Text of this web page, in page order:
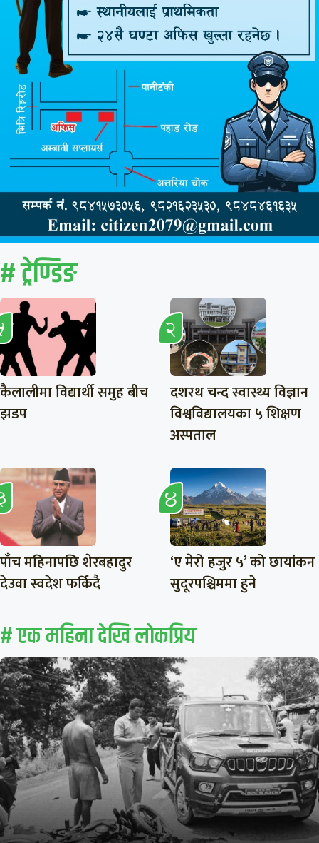
# ट्रेण्डिङ
कैलालीमा विद्यार्थी समुह बीच
झडप
दशरथ चन्द स्वास्थ्य विज्ञान
विश्वविद्यालयका ५ शिक्षण
अस्पताल
पाँच महिनापछि शेरबहादुर
देउवा स्वदेश फर्किदै
‘ए मेरो हजुर ५’ को छायांकन
सुदूरपश्चिममा हुने
# एक महिना देखि लाेकप्रिय